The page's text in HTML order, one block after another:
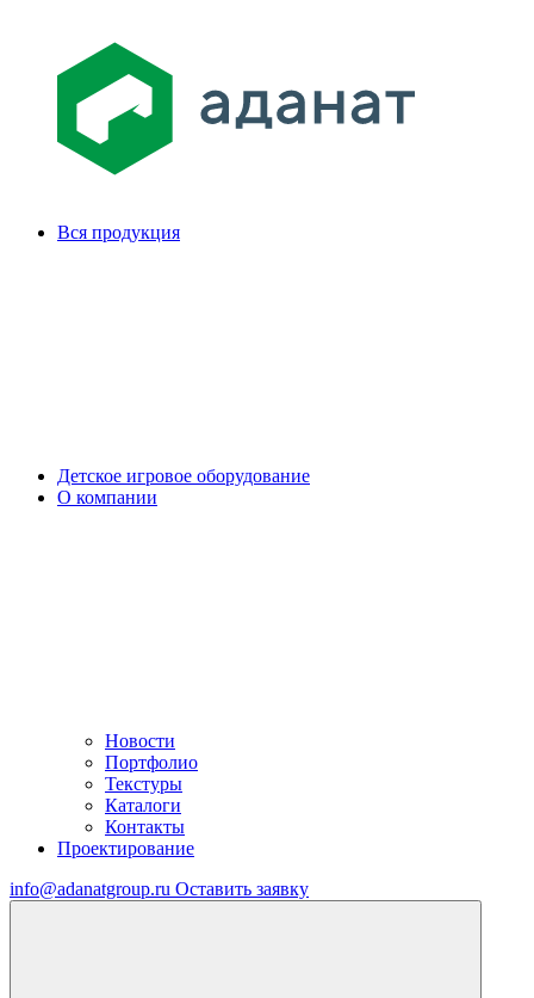
Вся продукция
Детское игровое оборудование
О компании
Новости
Портфолио
Текстуры
Каталоги
Контакты
Проектирование
info@adanatgroup.ru Оставить заявку